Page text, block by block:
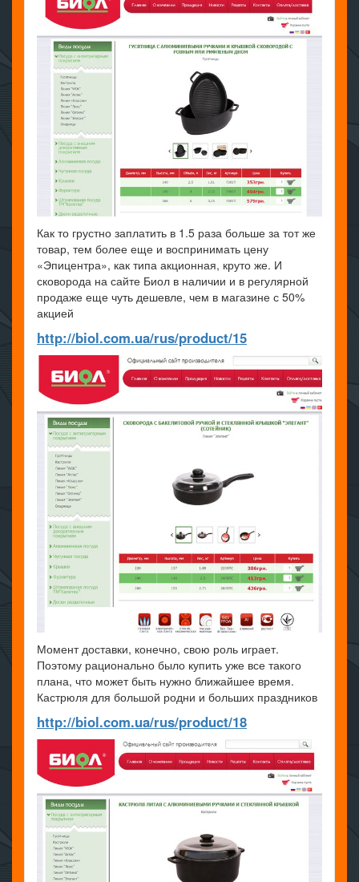
Как то грустно заплатить в 1.5 раза больше за тот же
товар, тем более еще и воспринимать цену
«Эпицентра», как типа акционная, круто же. И
сковорода на сайте Биол в наличии и в регулярной
продаже еще чуть дешевле, чем в магазине с 50%
акцией
http://biol.com.ua/rus/product/15
Момент доставки, конечно, свою роль играет.
Поэтому рационально было купить уже все такого
плана, что может быть нужно ближайшее время.
Кастрюля для большой родни и больших праздников
http://biol.com.ua/rus/product/18